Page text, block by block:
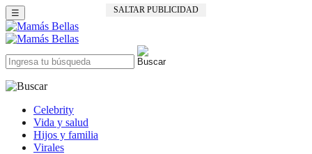
SALTAR PUBLICIDAD
☰
Celebrity
Vida y salud
Hijos y familia
Virales